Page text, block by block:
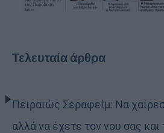
Τελευταία άρθρα
Πειραιώς Σεραφείμ: Να
αλλά να έχετε τον νου σας και